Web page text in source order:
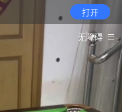
打开
无障碍